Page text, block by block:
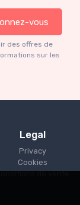
Pressvous
des offres de
sur les
Legal
Privacy
Cookies
de vente